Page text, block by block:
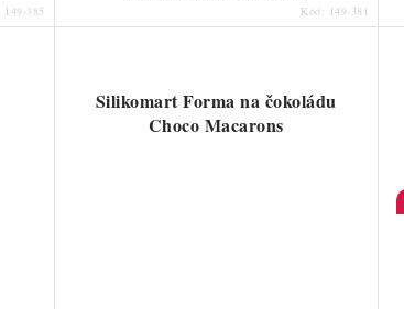
149-385 Kód: 149-381
Silikomart Forma na čokoládu
Choco Macarons